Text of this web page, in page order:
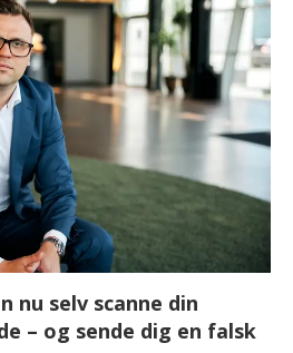
nu selv scanne din
– og sende dig en falsk